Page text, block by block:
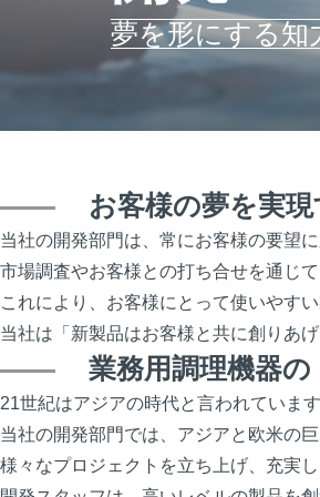
夢を形にする知
お客様の夢を実現
当社の開発部門は、常にお客様の要望
市場調査やお客様との打ち合せを通じ
これにより、お客様にとって使いやす
当社は「新製品はお客様と共に創りあ
業務用調理機器
21世紀はアジアの時代と言われています
当社の開発部門では、アジアと欧米の
様々なプロジェクトを立ち上げ、充実